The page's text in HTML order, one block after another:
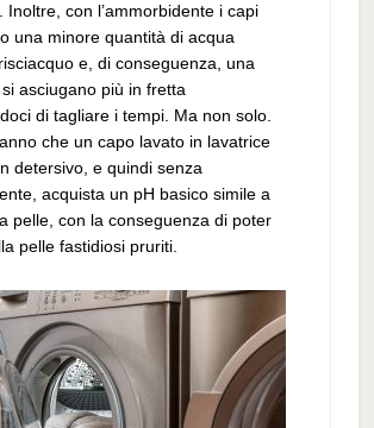
Inoltre, con l’ammorbidente i capi
una minore quantità di acqua
e, di conseguenza, una
asciugano più in fretta
di tagliare i tempi. Ma non solo.
che un capo lavato in lavatrice
detersivo, e quindi senza
acquista un pH basico simile a
pelle, con la conseguenza di poter
pelle fastidiosi pruriti.